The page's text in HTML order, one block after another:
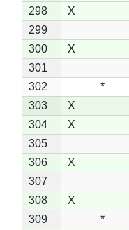
298
X
299
300
X
301
302
*
303
X
304
X
305
306
X
307
308
X
309
*